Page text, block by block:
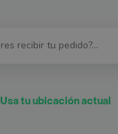
Usa tu ubicación actual